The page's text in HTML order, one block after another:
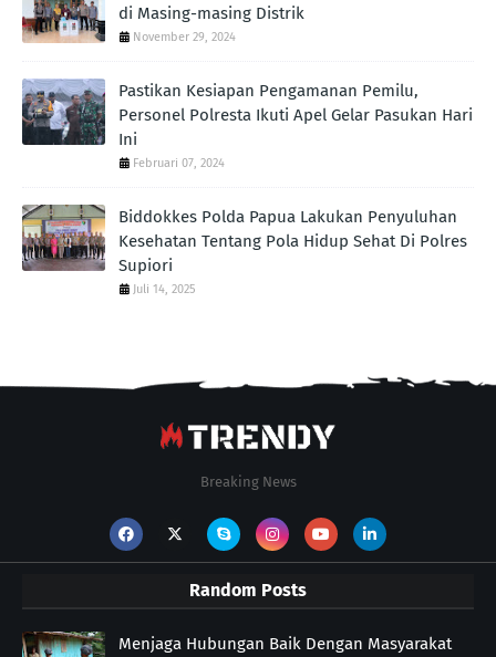
di Masing-masing Distrik
November 29, 2024
Pastikan Kesiapan Pengamanan Pemilu,
Personel Polresta Ikuti Apel Gelar Pasukan Hari
Ini
Februari 07, 2024
Biddokkes Polda Papua Lakukan Penyuluhan
Kesehatan Tentang Pola Hidup Sehat Di Polres
Supiori
Juli 14, 2025
Breaking News
Random Posts
Menjaga Hubungan Baik Dengan Masyarakat